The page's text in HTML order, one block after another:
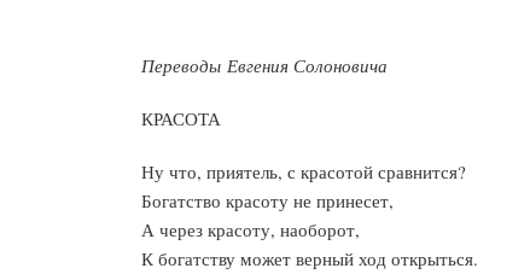
Переводы Евгения Солоновича
КРАСОТА
Ну что, приятель, с красотой сравнится?
Богатство красоту не принесет,
А через красоту, наоборот,
К богатству может верный ход открыться.